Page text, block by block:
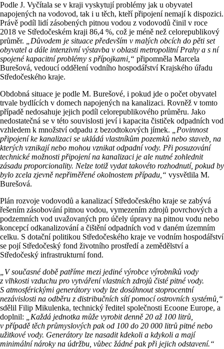
Podle J. Vyčítala se v kraji vyskytují problémy jak u obyvatel
napojených na vodovod, tak i u těch, kteří připojení nemají k dispozici.
Právě podíl lidí zásobených pitnou vodou z vodovodů činil v roce
2018 ve Středočeském kraji 86,4 %, což je méně než celorepublikový
průměr.
„Důvodem je situace především v malých obcích do pěti set
obyvatel a dále intenzivní výstavba v oblasti metropolitní Prahy a s ní
spojené kapacitní problémy s přípojkami,“ připomněla Marcela
Burešová, vedoucí oddělení vodního hospodářství Krajského úřadu
Středočeského kraje.
Obdobná situace je podle M. Burešové, i pokud jde o počet obyvatel
trvale bydlících v domech napojených na kanalizaci. Rovněž v tomto
případě nedosahuje jejich podíl celorepublikového průměru. Jako
nedostatečná se v této souvislosti jeví i kapacita čističek odpadních vod
vzhledem k množství odpadu z bezodtokových jímek.
„Povinnost
připojení ke kanalizaci se ukládá vlastníkům pozemků nebo staveb, na
kterých vznikají nebo mohou vznikat odpadní vody. Při posuzování
technické možnosti připojení na kanalizaci je ale nutné zohlednit
zásadu proporcionality. Nelze totiž vydat takovéto rozhodnutí, pokud by
bylo zcela zjevně nepřiměřené okolnostem případu,“ vysvětlila M.
Burešová.
Plán rozvoje vodovodů a kanalizací Středočeského kraje se zabývá
řešením zásobování pitnou vodou, vymezením zdrojů povrchových a
podzemních vod uvažovaných pro účely úpravy na pitnou vodu nebo
koncepcí odkanalizování a čištění odpadních vod v daném územním
celku. S dotační politikou Středočeského kraje ve vodním hospodářství
se pojí Středočeský fond životního prostředí a zemědělství a
Středočeský infrastrukturní fond.
„V současné době patříme mezi jediné výrobce výrobníků vody
z vlhkosti vzduchu pro vytváření vlastních zdrojů čisté pitné vody.
S atmosférickými generátory vody lze dosáhnout stoprocentní
nezávislosti na odběru z distribučních sítí pomocí ostrovních systémů,“
sdělil Filip Mikulenka, technický ředitel společnosti Ecoone Europe, a
doplnil:
„Každá jednotka může vyrobit denně 20 až 100 litrů,
v případě těch průmyslových pak od 100 do 20 000 litrů pitné nebo
užitkové vody. Generátory lze nasadit kdekoli a kdykoli a mají
minimální nároky na údržbu, vůbec žádné pak při jejich odstavení.“